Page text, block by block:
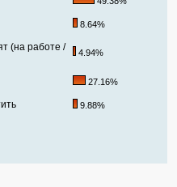
8.64%
(на работе /
4.94%
27.16%
9.88%